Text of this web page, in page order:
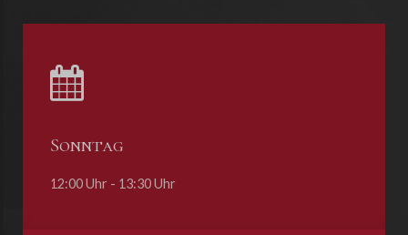
Sonntag
12:00 Uhr - 13:30 Uhr